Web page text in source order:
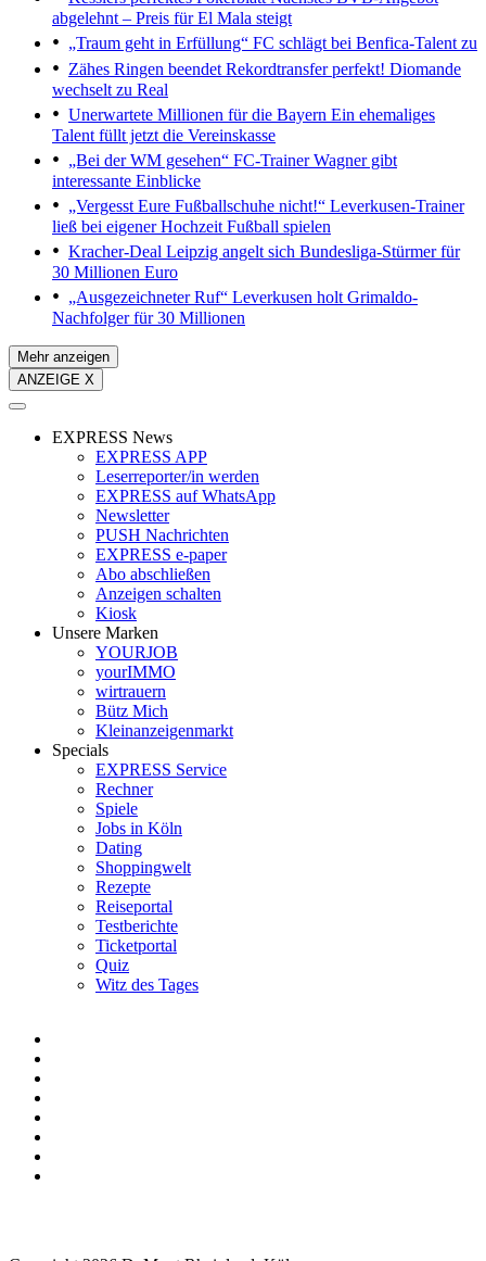
abgelehnt – Preis für El Mala steigt
„Traum geht in Erfüllung“ FC schlägt bei Benfica-Talent zu
Zähes Ringen beendet Rekordtransfer perfekt! Diomande
wechselt zu Real
Unerwartete Millionen für die Bayern Ein ehemaliges
Talent füllt jetzt die Vereinskasse
„Bei der WM gesehen“ FC-Trainer Wagner gibt
interessante Einblicke
„Vergesst Eure Fußballschuhe nicht!“ Leverkusen-Trainer
ließ bei eigener Hochzeit Fußball spielen
Kracher-Deal Leipzig angelt sich Bundesliga-Stürmer für
30 Millionen Euro
„Ausgezeichneter Ruf“ Leverkusen holt Grimaldo-
Nachfolger für 30 Millionen
Mehr anzeigen
ANZEIGE X
EXPRESS News
EXPRESS APP
Leserreporter/in werden
EXPRESS auf WhatsApp
Newsletter
PUSH Nachrichten
EXPRESS e-paper
Abo abschließen
Anzeigen schalten
Kiosk
Unsere Marken
YOURJOB
yourIMMO
wirtrauern
Bütz Mich
Kleinanzeigenmarkt
Specials
EXPRESS Service
Rechner
Spiele
Jobs in Köln
Dating
Shoppingwelt
Rezepte
Reiseportal
Testberichte
Ticketportal
Quiz
Witz des Tages